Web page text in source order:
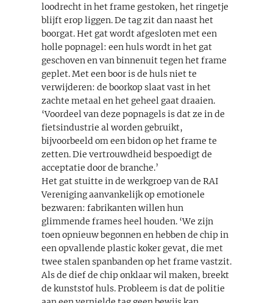
loodrecht in het frame gestoken, het ringetje
blijft erop liggen. De tag zit dan naast het
boorgat. Het gat wordt afgesloten met een
holle popnagel: een huls wordt in het gat
geschoven en van binnenuit tegen het frame
geplet. Met een boor is de huls niet te
verwijderen: de boorkop slaat vast in het
zachte metaal en het geheel gaat draaien.
‘Voordeel van deze popnagels is dat ze in de
fietsindustrie al worden gebruikt,
bijvoorbeeld om een bidon op het frame te
zetten. Die vertrouwdheid bespoedigt de
acceptatie door de branche.’
Het gat stuitte in de werkgroep van de RAI
Vereniging aanvankelijk op emotionele
bezwaren: fabrikanten willen hun
glimmende frames heel houden. ‘We zijn
toen opnieuw begonnen en hebben de chip in
een opvallende plastic koker gevat, die met
twee stalen spanbanden op het frame vastzit.
Als de dief de chip onklaar wil maken, breekt
de kunststof huls. Probleem is dat de politie